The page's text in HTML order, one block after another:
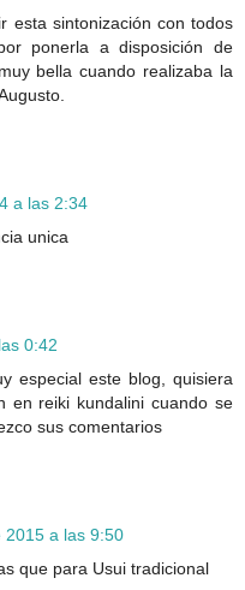
esta sintonización con todos
ponerla a disposición de
bella cuando realizaba la
a las 2:34
unica
0:42
especial este blog, quisiera
en reiki kundalini cuando se
sus comentarios
a las 9:50
que para Usui tradicional